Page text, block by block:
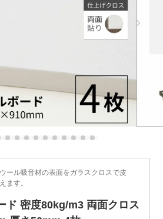
ール吸音材の表面をガラスクロスで皮
ます。
ド 密度80kg/m3 両面クロス